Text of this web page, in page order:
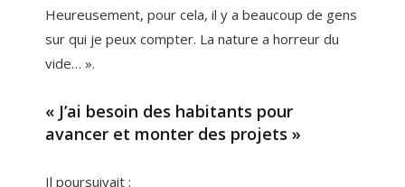
Heureusement, pour cela, il y a beaucoup de gens
sur qui je peux compter. La nature a horreur du
vide… ».
« J’ai besoin des habitants pour
avancer et monter des projets »
Il poursuivait :